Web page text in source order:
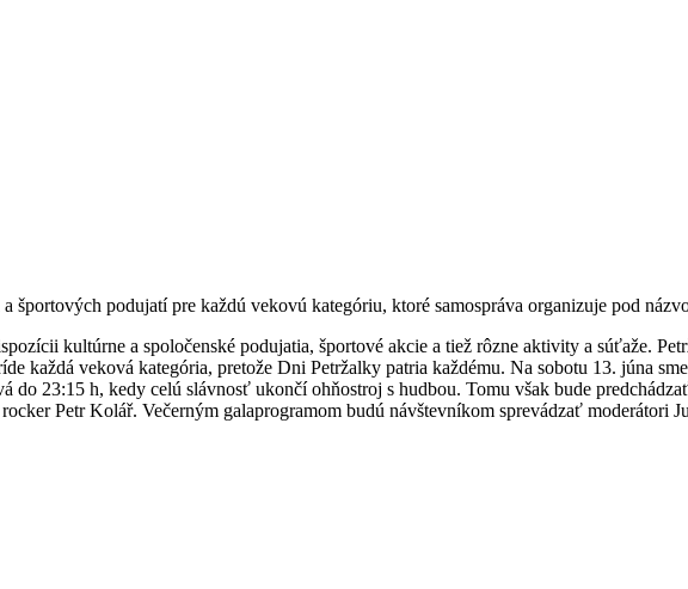
podujatí pre každú vekovú kategóriu, ktoré samospráva organizuje pod
kultúrne a spoločenské podujatia, športové akcie a tiež rôzne aktivity a súťaže.
každá veková kategória, pretože Dni Petržalky patria každému. Na sobotu 13. júna
do 23:15 h, kedy celú slávnosť ukončí ohňostroj s hudbou. Tomu však bude
Petr Kolář. Večerným galaprogramom budú návštevníkom sprevádzať moderátori